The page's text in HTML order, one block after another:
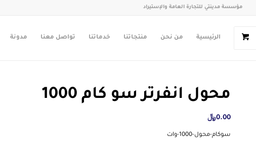
مؤسسة مدينتي للتجارة العامة والإستيراد
الرئيسية من نحن منتجاتنا خدماتنا تواصل معنا مدونة
محول انفرتر سو كام 1000
0.00﷼
سوكام-محول-1000-وات